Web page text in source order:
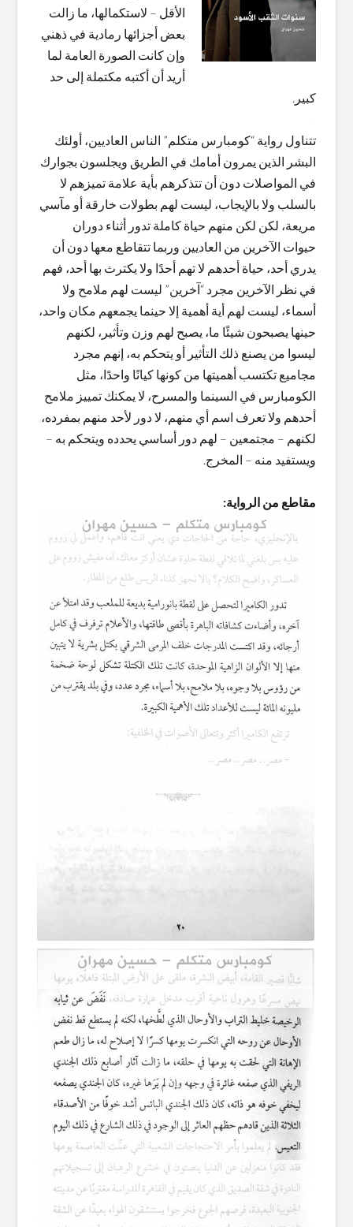
الأقل – لاستكمالها، ما زالت
بعض أجزائها رمادية في ذهني
وإن كانت الصورة العامة لما
أريد أن أكتبه مكتملة إلى حد
كبير.
تتناول رواية “كومبارس متكلم” الناس العاديين، أولئك
البشر الذين يمرون أمامك في الطريق ويجلسون بجوارك
في المواصلات دون أن تتذكرهم بأية علامة تميزهم لا
بالسلب ولا بالإيجاب، ليست لهم بطولات خارقة أو مآسي
مريعة، لكن لكن منهم حياة كاملة تدور أثناء دوران
حيوات الآخرين من العاديين وربما تتقاطع معها دون أن
يدري أحد، حياة أحدهم لا تهم أحدًا ولا يكترث بها أحد، فهم
في نظر الآخرين مجرد “آخرين” ليست لهم ملامح ولا
أسماء، ليست لهم أية أهمية إلا حينما يجمعهم مكان واحد،
حينها يصبحون شيئًا ما، يصبح لهم وزن وتأثير، لكنهم
ليسوا من يصنع ذلك التأثير أو يتحكم به، إنهم مجرد
مجاميع تكتسب أهميتها من كونها كيانًا واحدًا، مثل
الكومبارس في السينما والمسرح، لا يمكنك تمييز ملامح
أحدهم ولا تعرف اسم أي منهم، لا دور لأحد منهم بمفرده،
لكنهم – مجتمعين – لهم دور أساسي يحدده ويتحكم به –
ويستفيد منه – المخرج.
مقاطع من الرواية: